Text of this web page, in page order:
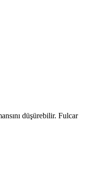
düşürebilir. Fulcar